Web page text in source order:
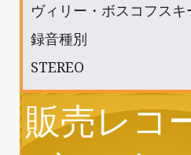
ヴィリー・ボスコフスキ
録音種別
STEREO
販売レコ